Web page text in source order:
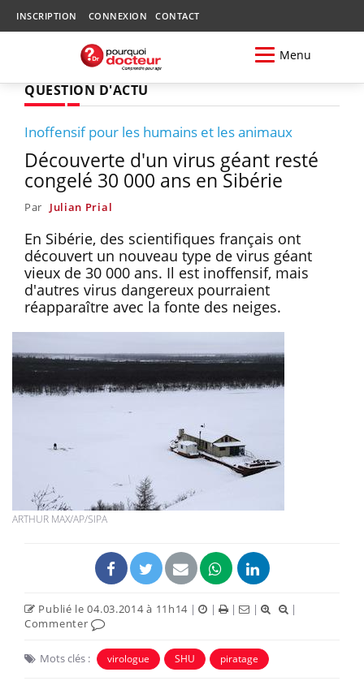
INSCRIPTION CONNEXION CONTACT
Menu
QUESTION D'ACTU
Inoffensif pour les humains et les animaux
Découverte d'un virus géant resté
congelé 30 000 ans en Sibérie
Par Julian Prial
En Sibérie, des scientifiques français ont
découvert un nouveau type de virus géant
vieux de 30 000 ans. Il est inoffensif, mais
d'autres virus dangereux pourraient
réapparaître avec la fonte des neiges.
ARTHUR MAX/AP/SIPA
Publié le 04.03.2014 à 11h14 | | | |
|
Commenter
Mots clés : virologue SHU piratage